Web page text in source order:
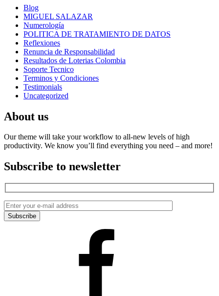
Blog
MIGUEL SALAZAR
Numerología
POLITICA DE TRATAMIENTO DE DATOS
Reflexiones
Renuncia de Responsabilidad
Resultados de Loterias Colombia
Soporte Tecnico
Terminos y Condiciones
Testimonials
Uncategorized
About us
Our theme will take your workflow to all-new levels of high
productivity. We know you’ll find everything you need – and more!
Subscribe to newsletter